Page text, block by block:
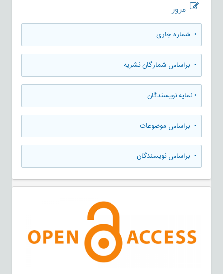
مرور
• شماره جاری
• براساس شمارگان نشریه
•نمایه نویسندگان
• براساس موضوعات
• براساس نویسندگان